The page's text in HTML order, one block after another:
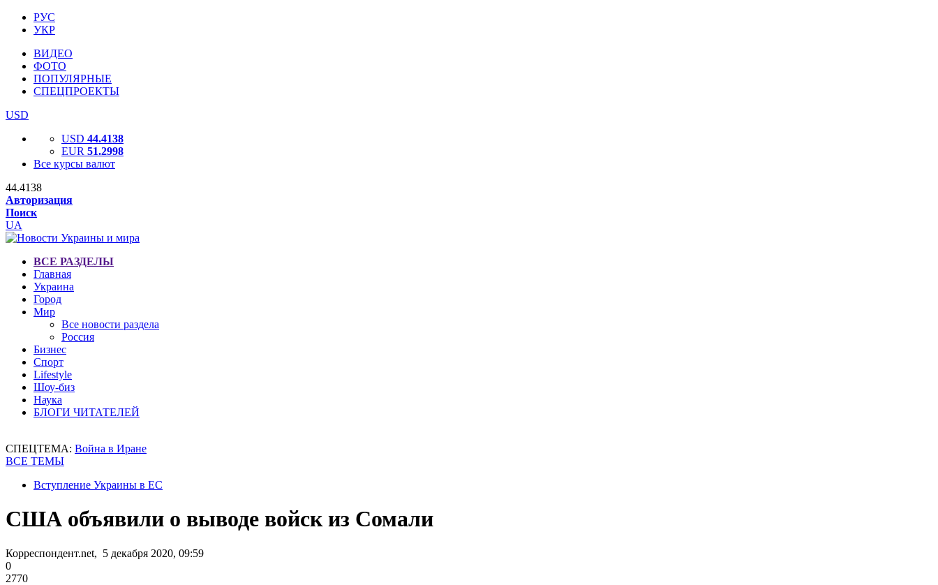
РУС
УКР
ВИДЕО
ФОТО
ПОПУЛЯРНЫЕ
СПЕЦПРОЕКТЫ
USD
USD 44.4138
EUR 51.2998
Все курсы валют
44.4138
Авторизация
Поиск
UA
ВСЕ РАЗДЕЛЫ
Главная
Украина
Город
Мир
Все новости раздела
Россия
Бизнес
Спорт
Lifestyle
Шоу-биз
Наука
БЛОГИ ЧИТАТЕЛЕЙ
СПЕЦТЕМА: Война в Иране
ВСЕ ТЕМЫ
Вступление Украины в ЕС
США объявили о выводе войск из Сомали
Корреспондент.net, 5 декабря 2020, 09:59
0
2770